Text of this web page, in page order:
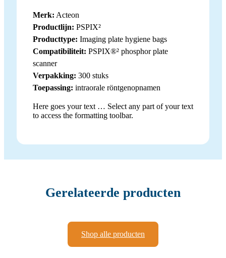
Merk: Acteon
Productlijn: PSPIX²
Producttype: Imaging plate hygiene bags
Compatibiliteit: PSPIX®² phosphor plate
scanner
Verpakking: 300 stuks
Toepassing: intraorale röntgenopnamen
Here goes your text … Select any part of your text
to access the formatting toolbar.
Gerelateerde producten
Shop alle producten